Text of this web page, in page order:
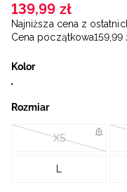
139,99 zł
Najniższa cena z
Cena początkowa159,99
Kolor
Rozmiar
XS
L